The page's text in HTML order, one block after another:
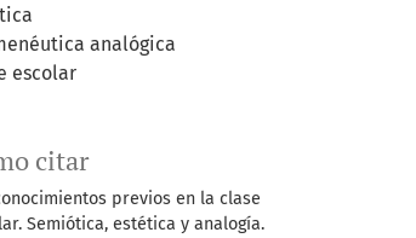
analógica
escolar
citar
previos en la clase
Semiótica, estética y analogía.